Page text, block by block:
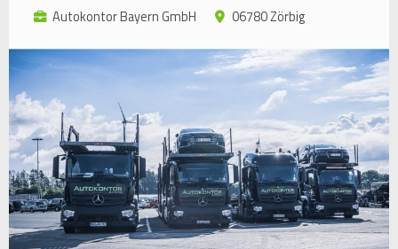
Autokontor Bayern GmbH 06780 Zörbig